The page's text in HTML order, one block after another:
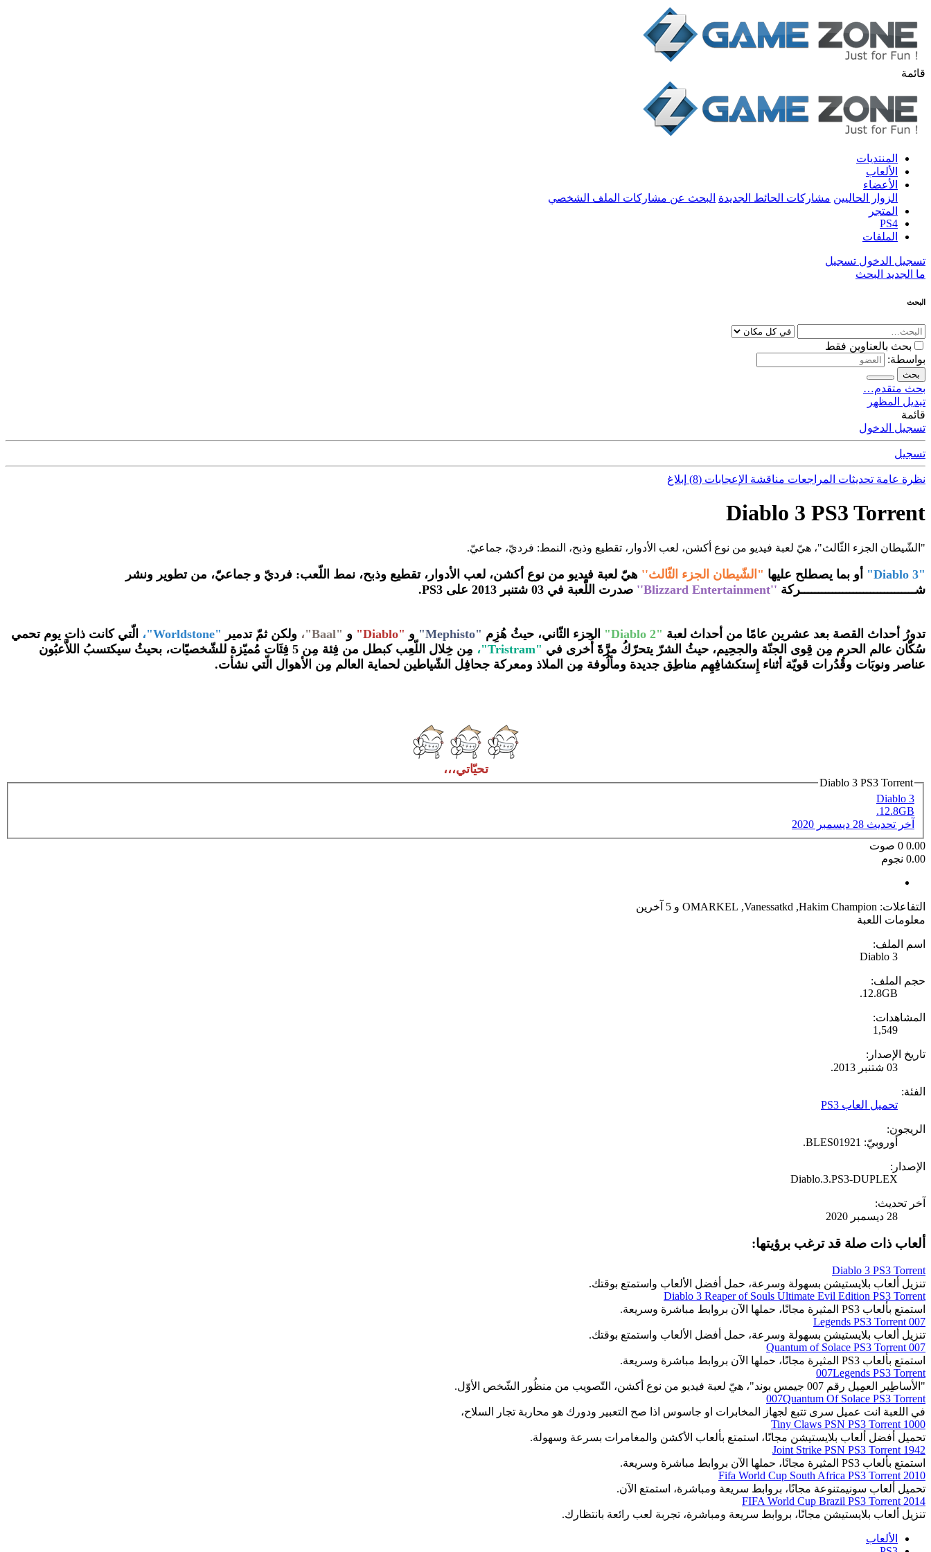
قائمة
المنتديات
الألعاب
الأعضاء
الزوار الحاليين مشاركات الحائط الجديدة البحث عن مشاركات الملف الشخصي
المتجر
PS4
الملفات
تسجيل الدخول تسجيل
ما الجديد البحث
البحث
بحث بالعناوين فقط
بواسطة:
بحث
بحث متقدم…
تبديل المظهر
قائمة
تسجيل الدخول
تسجيل
نظرة عامة تحديثات المراجعات مناقشة الإعجابات (8) إبلاغ
Diablo 3 PS3 Torrent
"الشّيطان الجزء الثّالث"، هيّ لعبة فيديو من نوع أكشن، لعب الأدوار، تقطيع وذبح، النمط: فرديّ، جماعيّ.
"Diablo 3" أو بما يصطلح عليها "الشّيطان الجزء الثّالث'' هيّ لعبة فيديو من نوع أكشن، لعب الأدوار، تقطيع وذبح، نمط اللّعب: فرديّ و جماعيّ، من تطوير ونشر
شـــــــــــــــــــــــــــــــــركة ''Blizzard Entertainment'' صدرت اللّعبة في 03 شتنبر 2013 على PS3.
تدورُ أحداث القصة بعد عشرين عامًا من أحداث لعبة "Diablo 2" الجزء الثّاني، حيثُ هُزِم "Mephisto" و "
Diablo" و "Baal"، ولكن ثمّ تدمير "Worldstone"،
الّتي كانت ذات يوم تحمي
سُكّان عالم الحرم مِن قِوى الجنّة والجحِيم، حيثُ الشرّ يتحرّكُ مرَّةََ أُخرى في "Tristram"،
مِن خِلال اللّعِب كبطل من فِئة مِن 5 فِئَات مُميّزة للشّخصيّات، بحيثُ سيكتسبُ اللاَّعبُون
عناصر ونوبَات وقُدُرات قويّة أثناء إِستكشافِهِم مناطِق جديدة ومألُوفة مِن الملاذ ومعركة جحافِل الشّياطين لحماية العالم مِن الأهوال الّتي نشأت.
تحيّاتي،،،
Diablo 3 PS3 Torrent
Diablo 3
12.8GB.
آخر تحديث 28 ديسمبر 2020
0.00
0 صوت
0.00 نجوم
التفاعلات: Hakim Champion
,
Vanessatkd
,
OMARKEL و 5 آخرين
معلومات اللعبة
اسم الملف:
Diablo 3
حجم الملف:
12.8GB.
المشاهدات:
1,549
تاريخ الإصدار:
03 شتنبر 2013.
الفئة:
تحميل العاب PS3
الريجون:
أوروبيّ: BLES01921.
الإصدار:
Diablo.3.PS3-DUPLEX
آخر تحديث:
28 ديسمبر 2020
ألعاب ذات صلة قد ترغب برؤيتها:
Diablo 3 PS3 Torrent
تنزيل ألعاب بلايستيشن بسهولة وسرعة، حمل أفضل الألعاب واستمتع بوقتك.
Diablo 3 Reaper of Souls Ultimate Evil Edition PS3 Torrent
استمتع بألعاب PS3 المثيرة مجانًا، حملها الآن بروابط مباشرة وسريعة.
007 Legends PS3 Torrent
تنزيل ألعاب بلايستيشن بسهولة وسرعة، حمل أفضل الألعاب واستمتع بوقتك.
007 Quantum of Solace PS3 Torrent
استمتع بألعاب PS3 المثيرة مجانًا، حملها الآن بروابط مباشرة وسريعة.
007Legends PS3 Torrent
"الأساطِير العمِيل رقم 007 جيمس بوند"، هيّ لعبة فيديو من نوع أكشن، التّصويب من منظُور الشّخص الأوّل.
007Quantum Of Solace PS3 Torrent
في اللعبة انت عميل سرى تتبع لجهاز المخابرات او جاسوس اذا صح التعبير ودورك هو محاربة تجار السلاح،
1000 Tiny Claws PSN PS3 Torrent
تحميل أفضل ألعاب بلايستيشن مجانًا، استمتع بألعاب الأكشن والمغامرات بسرعة وسهولة.
1942 Joint Strike PSN PS3 Torrent
استمتع بألعاب PS3 المثيرة مجانًا، حملها الآن بروابط مباشرة وسريعة.
2010 Fifa World Cup South Africa PS3 Torrent
تحميل ألعاب سونيمتنوعة مجانًا، بروابط سريعة ومباشرة، استمتع الآن.
2014 FIFA World Cup Brazil PS3 Torrent
تنزيل ألعاب بلايستيشن مجانًا، بروابط سريعة ومباشرة، تجربة لعب رائعة بانتظارك.
الألعاب